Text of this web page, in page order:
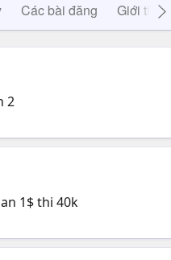
Các bài đăng Giới thiệu
2
1$ thi 40k